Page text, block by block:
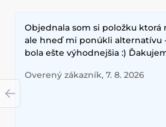
Objednala som si položku ktorá
ale hneď mi ponúkli alternatívu
bola ešte výhodnejšia :)
Overený zákazník, 7. 8. 2026